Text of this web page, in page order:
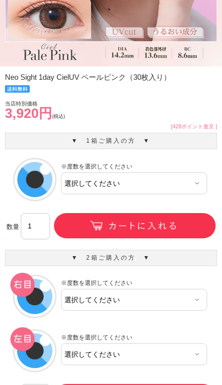
Neo Sight 1day CielUV ペールピンク（30枚入り）
当店特別価格
3,920円 (税込)
[428ポイント進呈 ]
▼ 1箱ご購入の方 ▼
※度数を選択してください
数量
▼ 2箱ご購入の方 ▼
※度数を選択してください
※度数を選択してください